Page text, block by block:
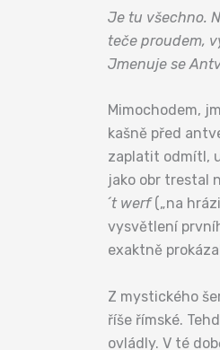
Je tu všechno.
teče proudem,
Jmenuje se
Mimochodem,
kašně před
zaplatit odmítl,
jako obr trestal
´t werf(„na
vysvětlení
exaktně
Z mystického
říše římské.
ovládly. V té